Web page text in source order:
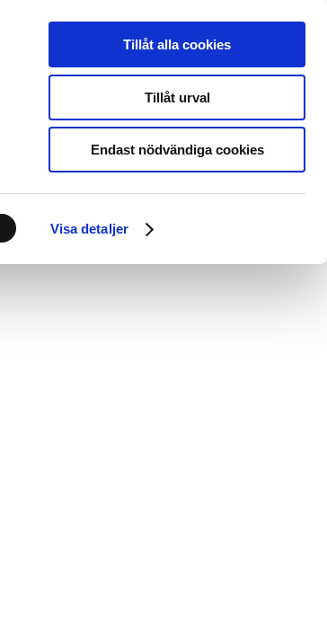
Visa detaljer
Tillåt alla cookies
Tillåt urval
Endast nödvändiga cookies